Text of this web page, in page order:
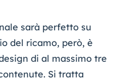
sarà perfetto su
del ricamo, però, è
di al massimo tre
Si tratta